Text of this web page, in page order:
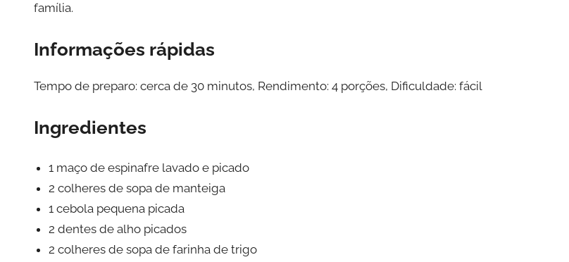
família.
Informações rápidas
Tempo de preparo: cerca de 30 minutos, Rendimento: 4 porções, Dificuldade: fácil
Ingredientes
1 maço de espinafre lavado e picado
2 colheres de sopa de manteiga
1 cebola pequena picada
2 dentes de alho picados
2 colheres de sopa de farinha de trigo